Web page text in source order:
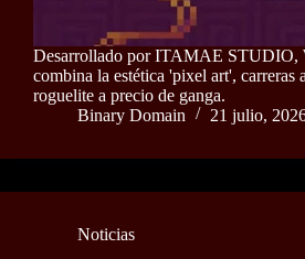
Desarrollado por ITAMAE STUDIO,
combina la estética 'pixel art', carreras
roguelite a precio de ganga.
Binary Domain
21 julio,
Noticias